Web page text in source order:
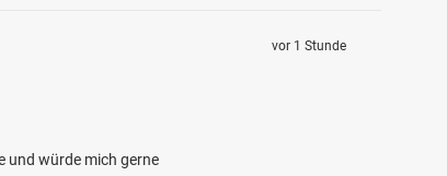
und würde mich gerne
vor 1 Stunde